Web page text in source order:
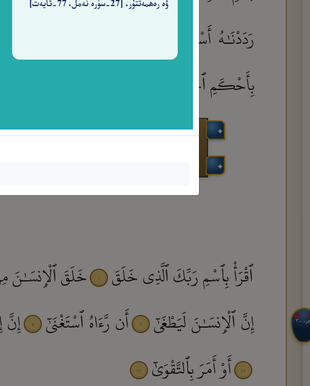
ۋە رەھمەتتۇر. [27-سۈرە نەمل، 77-ئايەت]
٣٠
رَدَدْنَـٰهُ أَسْفَلَ سَـٰفِلِينَ
إِلَّا ٱلَّذِينَ
بِأَحْكَمِ ٱلْحَـٰكِمِينَ
ٱقْرَأْ بِٱسْمِ رَبِّكَ ٱلَّذِى خَلَقَ ١ خَلَقَ ٱلْإِنسَـٰنَ
إِنَّ ٱلْإِنسَـٰنَ لَيَطْغَىٰٓ
٦ أَن رَّءَاهُ ٱسْتَغْنَىٰٓ ٧ إِنَّ
١١ أَوْ أَمَرَ بِٱلتَّقْوَىٰٓ ١٢